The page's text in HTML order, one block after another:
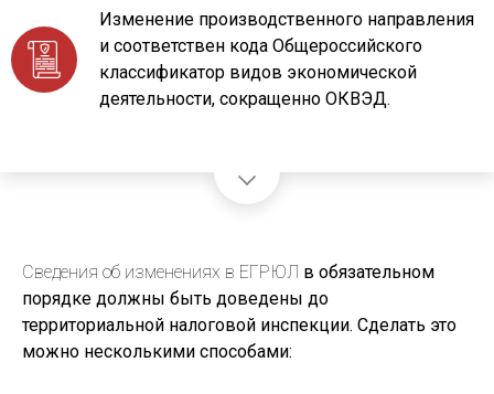
Изменение производственного направления
и соответствен кода Общероссийского
классификатор видов экономической
деятельности, сокращенно ОКВЭД.
Сведения об изменениях в ЕГРЮЛ в обязательном
порядке должны быть доведены до
территориальной налоговой инспекции. Сделать это
можно несколькими способами: